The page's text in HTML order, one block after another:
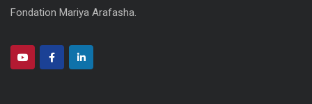
Fondation Mariya Arafasha.